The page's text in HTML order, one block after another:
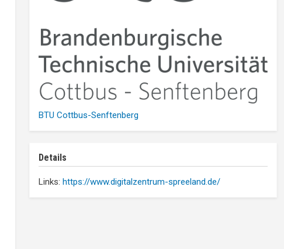
BTU Cottbus-Senftenberg
Details
Links: https://www.digitalzentrum-spreeland.de/